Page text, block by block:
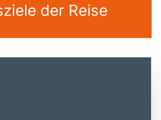
der Reise